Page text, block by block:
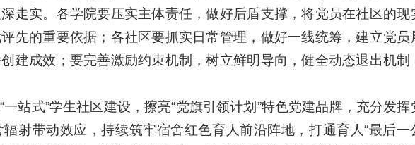
走实。各学院要压实主体责任，做好后盾支撑，将党员在社区的现
先的重要依据；各社区要抓实日常管理，做好一线统筹，建立党员
建成效；要完善激励约束机制，树立鲜明导向，健全动态退出机制
站式”学生社区建设，擦亮“党旗引领计划”特色党建品牌，充分发挥
射带动效应，持续筑牢宿舍红色育人前沿阵地，打通育人“最后一